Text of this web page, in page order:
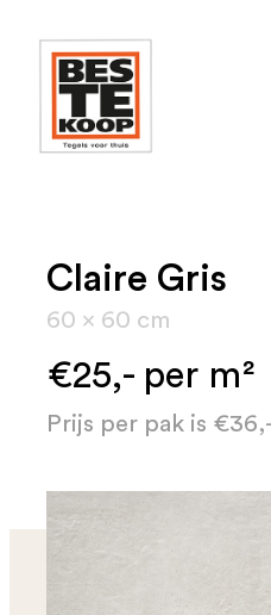
Claire Gris
60 x 60 cm
€25,- per m²
Prijs per pak is